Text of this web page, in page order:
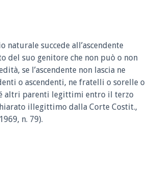
succede all’ascendente
del suo genitore che non può o non
se l’ascendente non lascia ne
o ascendenti, ne fratelli o sorelle o
altri parenti legittimi entro il terzo
illegittimo dalla Corte Costit.,
n. 79).